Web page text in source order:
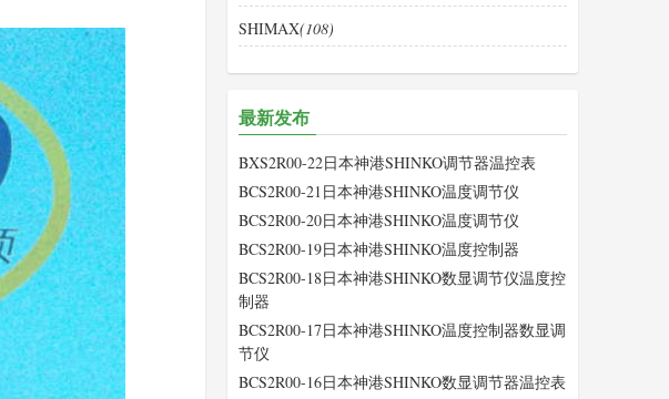
SHIMAX(108)
最新发布
BXS2R00-22日本神港SHINKO调节器温控表
BCS2R00-21日本神港SHINKO温度调节仪
BCS2R00-20日本神港SHINKO温度调节仪
BCS2R00-19日本神港SHINKO温度控制器
BCS2R00-18日本神港SHINKO数显调节仪温度控
制器
BCS2R00-17日本神港SHINKO温度控制器数显调
节仪
BCS2R00-16日本神港SHINKO数显调节器温控表